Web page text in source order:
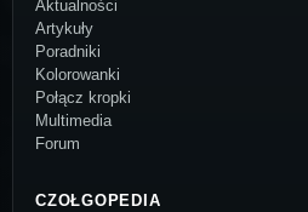
Aktualności
Artykuły
Poradniki
Kolorowanki
Połącz kropki
Multimedia
Forum
CZOŁGOPEDIA